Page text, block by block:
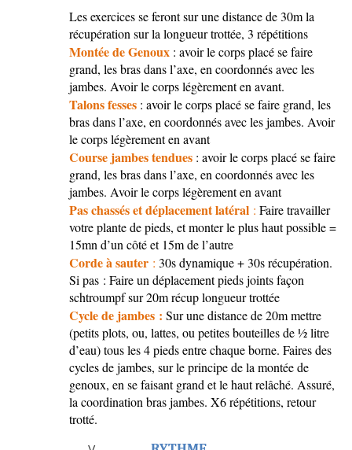
Les exercices se feront sur une distance de 30m la
récupération sur la longueur trottée, 3 répétitions
Montée de Genoux : avoir le corps placé se faire
grand, les bras dans l’axe, en coordonnés avec les
jambes. Avoir le corps légèrement en avant.
Talons fesses : avoir le corps placé se faire grand, les
bras dans l’axe, en coordonnés avec les jambes. Avoir
le corps légèrement en avant
Course jambes tendues : avoir le corps placé se faire
grand, les bras dans l’axe, en coordonnés avec les
jambes. Avoir le corps légèrement en avant
Pas chassés et déplacement latéral : Faire travailler
votre plante de pieds, et monter le plus haut possible =
15mn d’un côté et 15m de l’autre
Corde à sauter : 30s dynamique + 30s récupération.
Si pas : Faire un déplacement pieds joints façon
schtroumpf sur 20m récup longueur trottée
Cycle de jambes : Sur une distance de 20m mettre
(petits plots, ou, lattes, ou petites bouteilles de ½ litre
d’eau) tous les 4 pieds entre chaque borne. Faires des
cycles de jambes, sur le principe de la montée de
genoux, en se faisant grand et le haut relâché. Assuré,
la coordination bras jambes. X6 répétitions, retour
trotté.